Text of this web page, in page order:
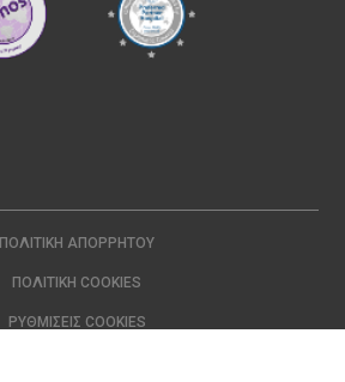
ΠΟΛΙΤΙΚΉ ΑΠΟΡΡΉΤΟΥ
ΠΟΛΙΤΙΚΉ COOKIES
ΡΥΘΜΊΣΕΙΣ COOKIES